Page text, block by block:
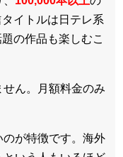
イトルは 日テレ系
の作品も楽しむこ
ん。
月額料金のみ
のが特徴です。海外